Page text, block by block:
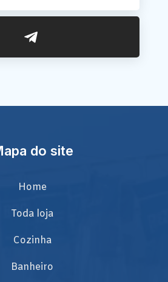
do site
Home
Toda loja
Cozinha
Banheiro